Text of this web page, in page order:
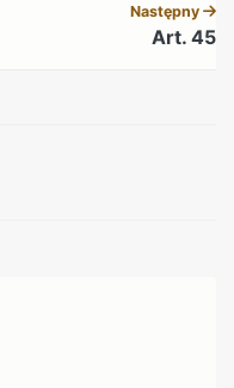
Następny
Art. 45